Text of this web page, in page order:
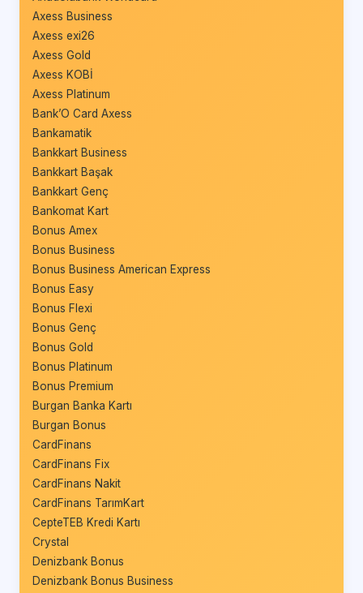
Axess Business
Axess exi26
Axess Gold
Axess KOBİ
Axess Platinum
Bank’O Card Axess
Bankamatik
Bankkart Business
Bankkart Başak
Bankkart Genç
Bankomat Kart
Bonus Amex
Bonus Business
Bonus Business American Express
Bonus Easy
Bonus Flexi
Bonus Genç
Bonus Gold
Bonus Platinum
Bonus Premium
Burgan Banka Kartı
Burgan Bonus
CardFinans
CardFinans Fix
CardFinans Nakit
CardFinans TarımKart
CepteTEB Kredi Kartı
Crystal
Denizbank Bonus
Denizbank Bonus Business